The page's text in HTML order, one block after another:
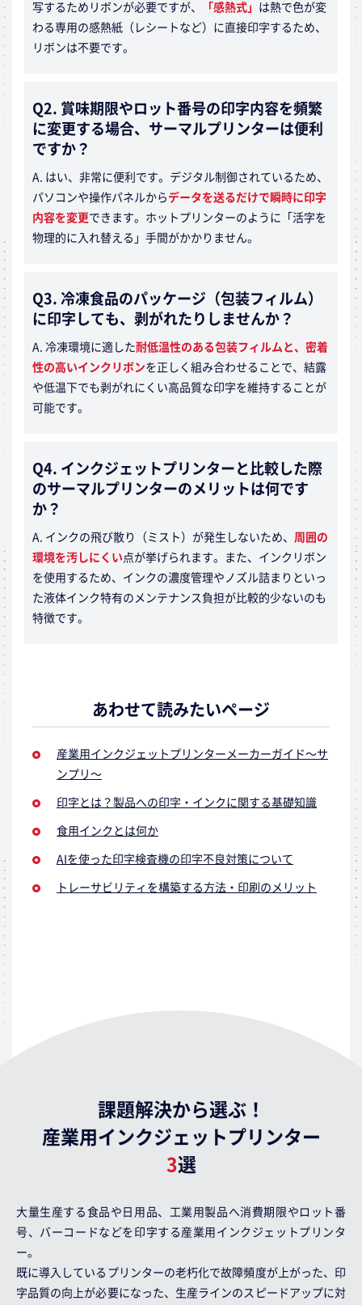
写するためリボンが必要ですが、 「感熱式」 は熱で色が変
わる専用の感熱紙（レシートなど）に直接印字するため、
リボンは不要です。
Q2. 賞味期限やロット番号の印字内容を頻繁
に変更する場合、サーマルプリンターは便利
ですか？
A. はい、非常に便利です。デジタル制御されているため、
パソコンや操作パネルからデータを送るだけで瞬時に印字
内容を変更できます。ホットプリンターのように「活字を
物理的に入れ替える」手間がかかりません。
Q3. 冷凍食品のパッケージ（包装フィルム）
に印字しても、剥がれたりしませんか？
A. 冷凍環境に適した耐低温性のある包装フィルムと、密着
性の高いインクリボンを正しく組み合わせることで、結露
や低温下でも剥がれにくい高品質な印字を維持することが
可能です。
Q4. インクジェットプリンターと比較した際
のサーマルプリンターのメリットは何です
か？
A. インクの飛び散り（ミスト）が発生しないため、 周囲の
環境を汚しにくい点が挙げられます。また、インクリボン
を使用するため、インクの濃度管理やノズル詰まりといっ
た液体インク特有のメンテナンス負担が比較的少ないのも
特徴です。
あわせて読みたいページ
産業用インクジェットプリンターメーカーガイド～サ
ンプリ～
印字とは？製品への印字・インクに関する基礎知識
食用インクとは何か
AIを使った印字検査機の印字不良対策について
トレーサビリティを構築する方法・印刷のメリット
課題解決から選ぶ！
産業用インクジェットプリンター
3選
大量生産する食品や日用品、工業用製品へ消費期限やロット番
号、バーコードなどを印字する産業用インクジェットプリンタ
ー。
既に導入しているプリンターの老朽化で故障頻度が上がった、印
字品質の向上が必要になった、生産ラインのスピードアップに対